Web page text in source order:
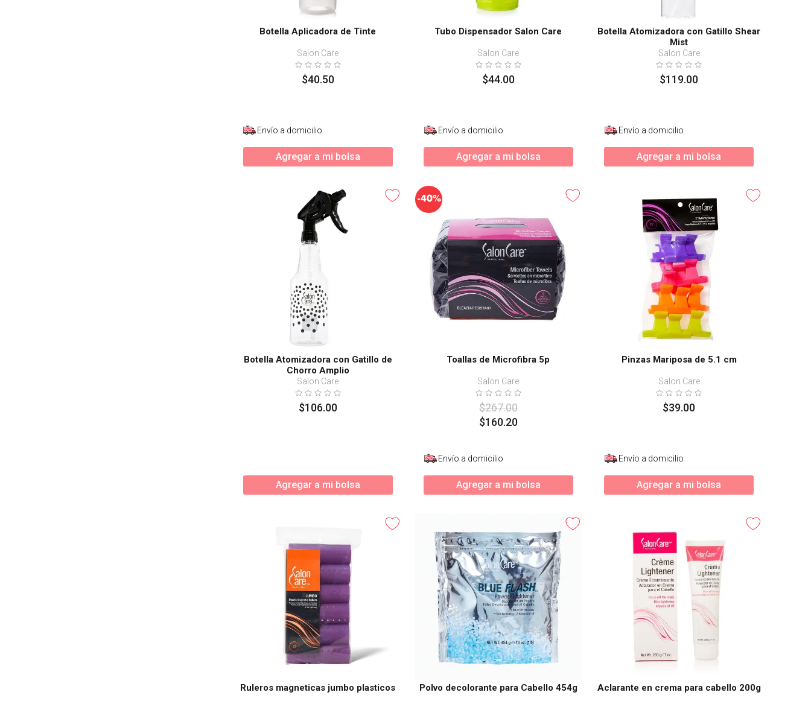
Botella Aplicadora de Tinte
Salon Care
$40.50
Envío a domicilio
Agregar a mi bolsa
Tubo Dispensador Salon Care
Salon Care
$44.00
Envío a domicilio
Agregar a mi bolsa
Botella Atomizadora con Gatillo Shear
Mist
Salon Care
$119.00
Envío a domicilio
Agregar a mi bolsa
Botella Atomizadora con Gatillo de
Chorro Amplio
Salon Care
$106.00
Agregar a mi bolsa
-40%
Toallas de Microfibra 5p
Salon Care
$267.00
$160.20
Envío a domicilio
Agregar a mi bolsa
Pinzas Mariposa de 5.1 cm
Salon Care
$39.00
Envío a domicilio
Agregar a mi bolsa
Ruleros magneticas jumbo plasticos Polvo decolorante para Cabello 454g Aclarante en crema para cabello 200g